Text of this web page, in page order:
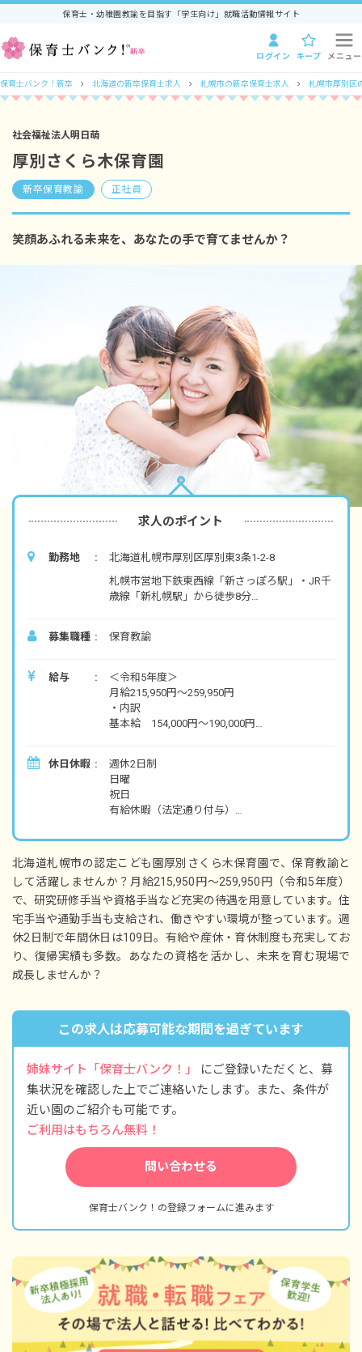
保育士・幼稚園教諭を目指す「学生向け」就職活動情報サイト
ログイン キープ メニュー
保育士バンク！新卒 北海道の新卒保育士求人 札幌市の新卒保育士求人 札幌市厚別区
社会福祉法人明日萌
厚別さくら木保育園
新卒保育教諭 正社員
笑顔あふれる未来を、あなたの手で育てませんか？
求人のポイント
勤務地
北海道札幌市厚別区厚別東3条1-2-8
札幌市営地下鉄東西線「新さっぽろ駅」・JR千
歳線「新札幌駅」から徒歩8分
・閑静な住宅街の中にある園で、近隣にはコン
募集職種 保育教諭
給与
＜令和5年度＞
月給215,950円～259,950円
・内訳
基本給 154,000円～190,000円
創設者記念手当 3,000円
保育地域手当 10,000円
処遇改善手当 9,000円
みなし残業手当 14,950円～17,950円（10時間
＜令和6年度＞
月給221,300円～259,950円
・内訳
基本給 159,000円～190,000円
研究研修手当 20,000円
資格手当 5,000円～10,000円
創設者記念手当 3,000円
・別途支給
住宅手当（上限40,000円／月 補助率2/3程度）
※会社規程による。
通勤手当（上限20,000円／月）
駐車場手当（上限7,000円／月 補助率1/2程
度）
賞与年2回 計3カ月分※昨年度実績
寒冷地手当（11月）
※試用期間12カ月／同条件
休日休暇
週休2日制
日曜
祝日
有給休暇（法定通り付与）
数あり）
慶弔休暇
※年間休日109日（有休は別途付与）
北海道札幌市の認定こども園厚別さくら木保育園で、保育教諭と
して活躍しませんか？月給215,950円～259,950円（令和5年度）
で、研究研修手当や資格手当など充実の待遇を用意しています。住
宅手当や通勤手当も支給され、働きやすい環境が整っています。週
休2日制で年間休日は109日。有給や産休・育休制度も充実してお
り、復帰実績も多数。あなたの資格を活かし、未来を育む現場で
成長しませんか？
この求人は応募可能な期間を過ぎています
姉妹サイト「保育士バンク！」
にご登録いただくと、募
集状況を確認した上でご連絡いたします。また、条件が
近い園のご紹介も可能です。
ご利用はもちろん無料！
問い合わせる
保育士バンク！の登録フォームに進みます